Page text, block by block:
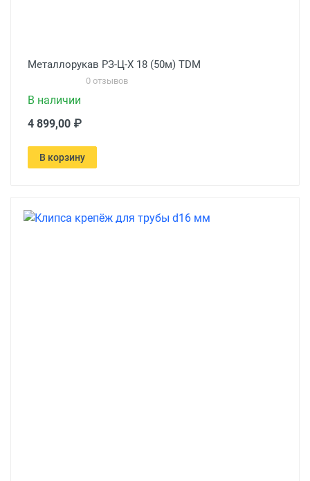
Металлорукав РЗ-Ц-Х 18 (50м) TDM
0 отзывов
В наличии
4 899,00 ₽
В корзину